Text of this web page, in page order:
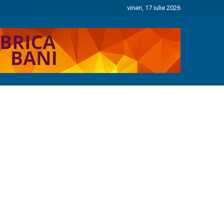
vineri, 17 iulie 2026